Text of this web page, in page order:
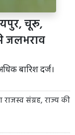
चूरू,
जलभराव
बारिश दर्ज।
संग्रह, राज्य की